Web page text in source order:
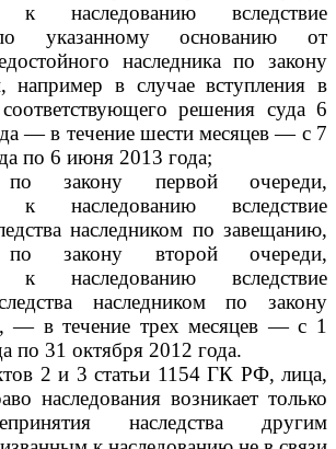
к наследованию вследствие
указанному основанию от
наследника по закону
например в случае вступления в
решения суда 6
— в течение шести месяцев — с 7
по 6 июня 2013 года;
по закону первой очереди,
к наследованию вследствие
наследником по завещанию,
по закону второй очереди,
к наследованию вследствие
наследником по закону
— в течение трех месяцев — с 1
по 31 октября 2012 года.
2 и 3 статьи 1154 ГК РФ, лица,
наследования возникает только
наследства другим